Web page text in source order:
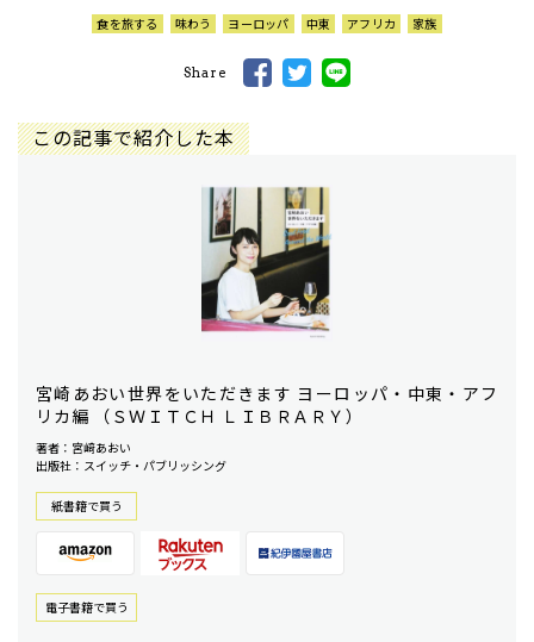
食を旅する 味わう ヨーロッパ 中東 アフリカ 家族
Share
この記事で紹介した本
宮崎あおい世界をいただきます ヨーロッパ・中東・アフ
リカ編 （ＳＷＩＴＣＨ ＬＩＢＲＡＲＹ）
著者：宮﨑あおい
出版社：スイッチ・パブリッシング
紙書籍で買う
電⼦書籍で買う